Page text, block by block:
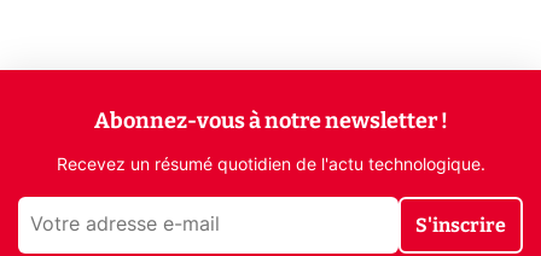
Abonnez-vous à notre newsletter !
Recevez un résumé quotidien de l'actu technologique.
S'inscrire